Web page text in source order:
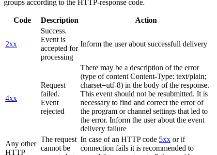
groups according to the HTTP-response code.
Code Description Action
2xx
Success.
Event is
accepted for
processing
Inform the user about successfull delivery
4xx
Request
failed.
Event
rejected
There may be a description of the error
(type of content Content-Type: text/plain;
charset=utf-8) in the body of the response.
This event should not be resubmitted. It is
necessary to find and correct the error of
the program or channel settings that led to
the error. Inform the user about the event
delivery failure
Any other
HTTP
The request
cannot be
In case of an HTTP code 5xx or if
connection fails it is recommended to